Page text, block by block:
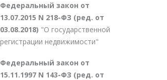
Федеральный закон от
13.07.2015 N 218-ФЗ (ред. от
03.08.2018) "О государственной
регистрации недвижимости"
Федеральный закон от
15.11.1997 N 143-ФЗ (ред. от